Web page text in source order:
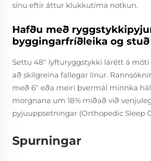
sínu eftir áttur klukkutíma notkun.
Hafðu með
byggingarfríðleika og stuð
Settu 48" lyfturyggstykki lárétt á
að skilgreina fallegar línur.
með 6" eða meiri þvermál minnka
morgnana um 18% miðað við
pyjuuppsetningar (Orthopedic Sleep
Spurningar